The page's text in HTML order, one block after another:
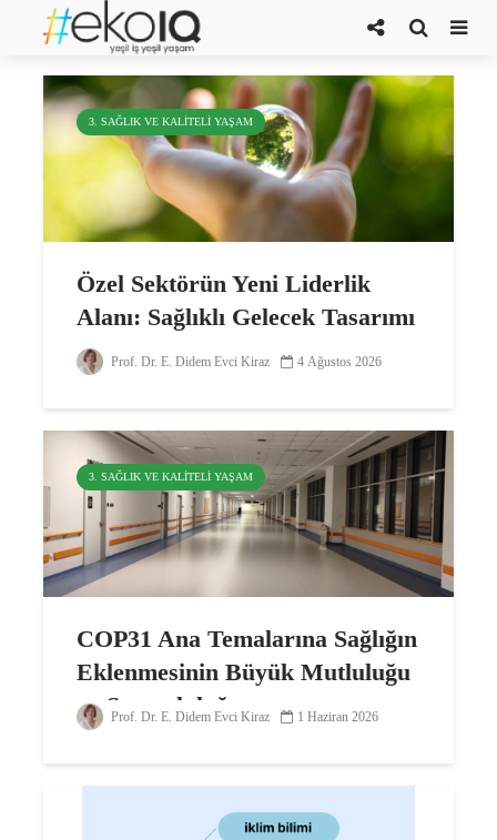
Prof. Dr. E. Didem Evci Kiraz
3. SAĞLIK VE KALITELI YAŞAM
Özel Sektörün Yeni Liderlik
Alanı: Sağlıklı Gelecek Tasarımı
Prof. Dr. E. Didem Evci Kiraz 4 Ağustos 2026
3. SAĞLIK VE KALITELI YAŞAM
COP31 Ana Temalarına Sağlığın
Eklenmesinin Büyük Mutluluğu
ve Sorumluluğu
Prof. Dr. E. Didem Evci Kiraz 1 Haziran 2026